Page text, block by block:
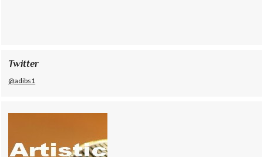
Twitter
@adibs1